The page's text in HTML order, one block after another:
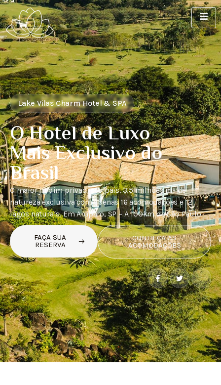
Lake Vilas Charm Hotel & SPA
O Hotel de Luxo
Mais Exclusivo do
Brasil
O maior jardim privado do país. 3,5 milhões m² de
natureza exclusiva com apenas 16 acomodações e 12
lagos naturais. Em Amparo, SP – A 100km de São Paulo.
FAÇA SUA
RESERVA
CONHEÇA AS
ACOMODAÇÕES